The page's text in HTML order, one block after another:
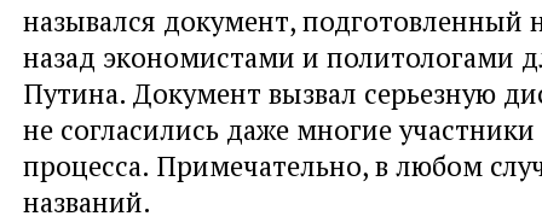
назывался документ, подготовленный
назад экономистами и политологами
Путина. Документ вызвал серьезную
не согласились даже многие
процесса. Примечательно, в любом
названий.